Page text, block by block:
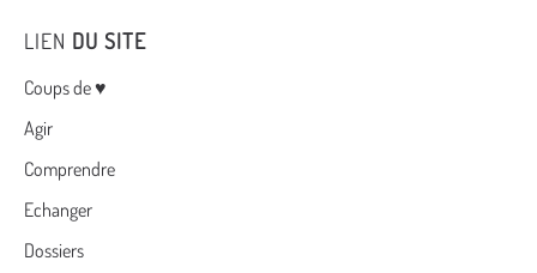
LIEN DU SITE
Menu
Coups de ♥
Agir
Comprendre
Echanger
Dossiers